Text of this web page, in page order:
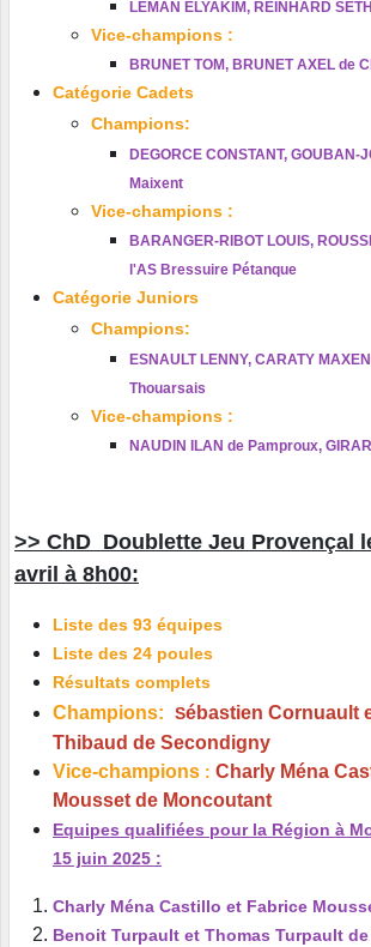
LEMAN ELYAKIM, REINHARD
Vice-champions :
BRUNET TOM, BRUNET AXEL de
Catégorie Cadets
Champions:
DEGORCE CONSTANT, GOUBAN-
Maixent
Vice-champions :
BARANGER-RIBOT LOUIS,
l'AS Bressuire Pétanque
Catégorie Juniors
Champions:
ESNAULT LENNY, CARATY
Thouarsais
Vice-champions :
NAUDIN ILAN de Pamproux,
>> ChD Doublette Jeu Provençal
avril à 8h00:
Liste des 93 équipes
Liste des 24 poules
Résultats complets
Champions: Sébastien Cornuault
Thibaud de Secondigny
Vice-champions : Charly Ména
Mousset de Moncoutant
Equipes qualifiées pour la Région à
15 juin 2025 :
Charly Ména Castillo et Fabrice
Benoit Turpault et Thomas Turpault de